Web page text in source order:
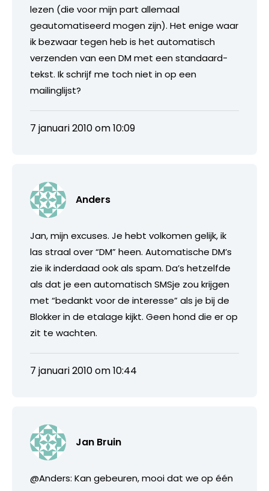
lezen (die voor mijn part allemaal
geautomatiseerd mogen zijn). Het enige waar
ik bezwaar tegen heb is het automatisch
verzenden van een DM met een standaard-
tekst. Ik schrijf me toch niet in op een
mailinglijst?
7 januari 2010 om 10:09
Anders
Jan, mijn excuses. Je hebt volkomen gelijk, ik
las straal over “DM” heen. Automatische DM’s
zie ik inderdaad ook als spam. Da’s hetzelfde
als dat je een automatisch SMSje zou krijgen
met “bedankt voor de interesse” als je bij de
Blokker in de etalage kijkt. Geen hond die er op
zit te wachten.
7 januari 2010 om 10:44
Jan Bruin
@Anders: Kan gebeuren, mooi dat we op één